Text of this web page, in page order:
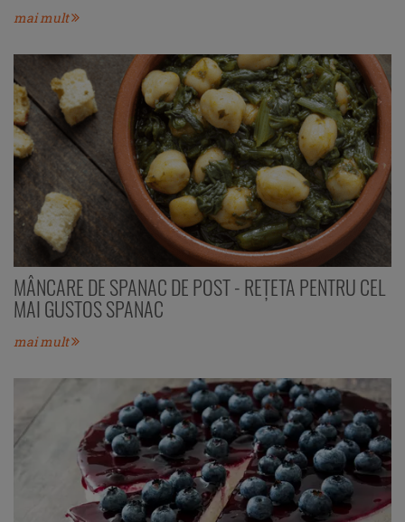
mai mult
MÂNCARE DE SPANAC DE POST - REȚETA PENTRU CEL
MAI GUSTOS SPANAC
mai mult